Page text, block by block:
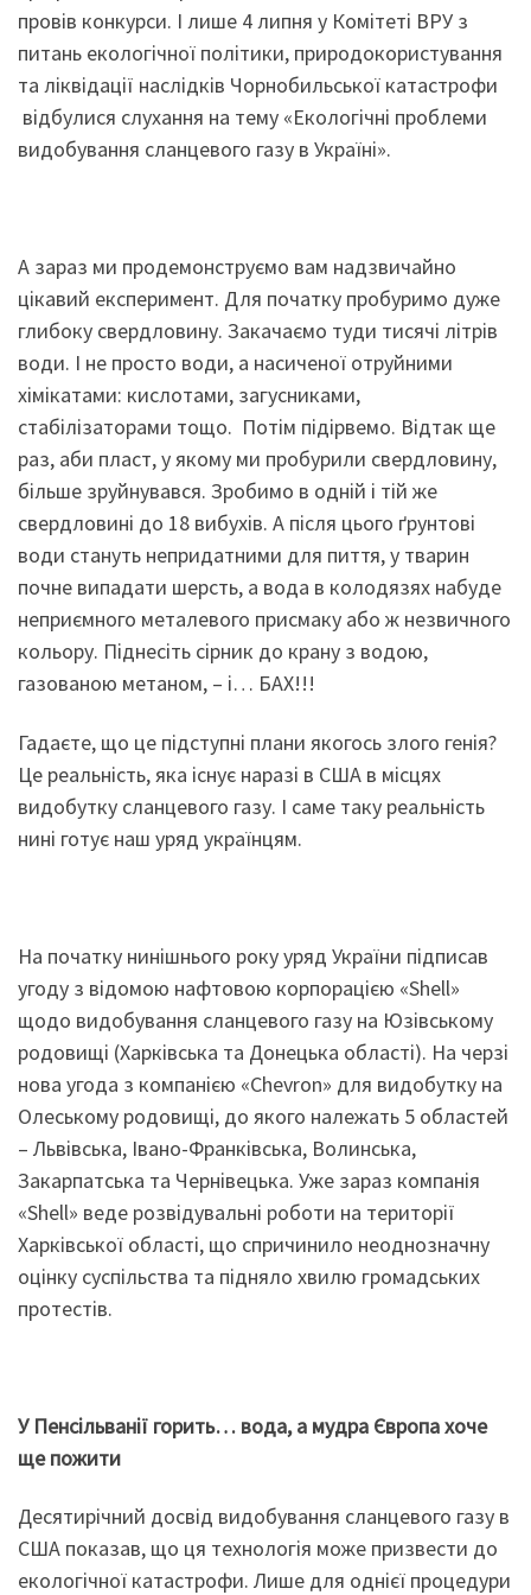
провів конкурси. І лише 4 липня у Комітеті ВРУ з
питань екологічної політики, природокористування
та ліквідації наслідків Чорнобильської катастрофи
відбулися слухання на тему «Екологічні проблеми
видобування сланцевого газу в Україні».
А зараз ми продемонструємо вам надзвичайно
цікавий експеримент. Для початку пробуримо дуже
глибоку свердловину. Закачаємо туди тисячі літрів
води. І не просто води, а насиченої отруйними
хімікатами: кислотами, загусниками,
стабілізаторами тощо. Потім підірвемо. Відтак ще
раз, аби пласт, у якому ми пробурили свердловину,
більше зруйнувався. Зробимо в одній і тій же
свердловині до 18 вибухів. А після цього ґрунтові
води стануть непридатними для пиття, у тварин
почне випадати шерсть, а вода в колодязях набуде
неприємного металевого присмаку або ж незвичного
кольору. Піднесіть сірник до крану з водою,
газованою метаном, – і… БАХ!!!
Гадаєте, що це підступні плани якогось злого генія?
Це реальність, яка існує наразі в США в місцях
видобутку сланцевого газу. І саме таку реальність
нині готує наш уряд українцям.
На початку нинішнього року уряд України підписав
угоду з відомою нафтовою корпорацією «Shell»
щодо видобування сланцевого газу на Юзівському
родовищі (Харківська та Донецька області). На черзі
нова угода з компанією «Chevron» для видобутку на
Олеському родовищі, до якого належать 5 областей
– Львівська, Івано-Франківська, Волинська,
Закарпатська та Чернівецька. Уже зараз компанія
«Shell» веде розвідувальні роботи на території
Харківської області, що спричинило неоднозначну
оцінку суспільства та підняло хвилю громадських
протестів.
У Пенсільванії горить… вода, а мудра Європа хоче
ще пожити
Десятирічний досвід видобування сланцевого газу в
США показав, що ця технологія може призвести до
екологічної катастрофи. Лише для однієї процедури